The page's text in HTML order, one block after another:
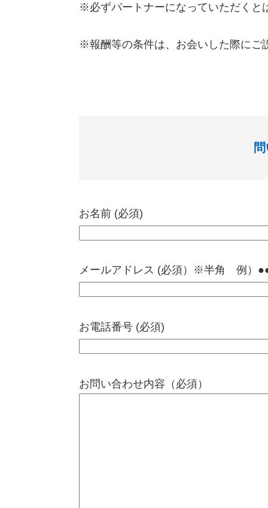
※必ずパートナーになっていただくと
※報酬等の条件は、お会いした際にご
お名前 (必須)
メールアドレス (必須）※半角 例）
お電話番号 (必須)
お問い合わせ内容（必須）